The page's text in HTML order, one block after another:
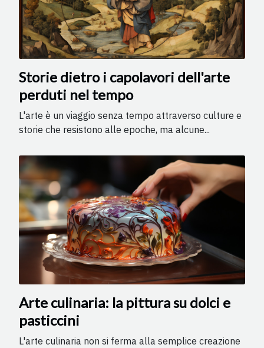
Storie dietro i capolavori dell'arte
perduti nel tempo
L'arte è un viaggio senza tempo attraverso culture e
storie che resistono alle epoche, ma alcune...
Arte culinaria: la pittura su dolci e
pasticcini
L'arte culinaria non si ferma alla semplice creazione